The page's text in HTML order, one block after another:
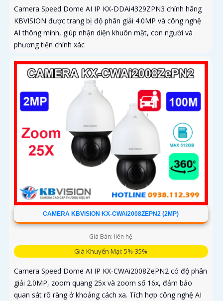
Camera Speed Dome AI IP KX-DDAi4329ZPN3 chính hãng
KBVISION được trang bị độ phân giải 4.0MP và công nghệ
AI thông minh, giúp nhận diện khuôn mặt, con người và
phương tiện chính xác
CAMERA KBVISION KX-CWAI2008ZEPN2 (2MP)
Giá Bán: liên hệ
Giá Khuyến Mại: 5%-35%
Camera Speed Dome AI IP KX-CWAi2008ZePN2 có độ phân
giải 2.0MP, zoom quang 25x và zoom số 16x, đảm bảo
quan sát rõ ràng ở khoảng cách xa. Tích hợp công nghệ AI